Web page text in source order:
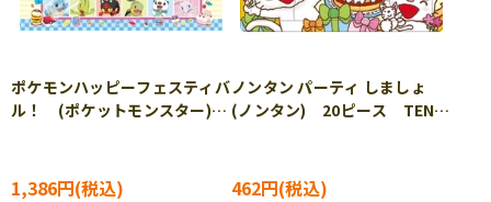
ポケモンハッピーフェスティバ
ル！ (ポケットモンスター)
1,386円
ノンタン パーティ しましょ
(ノンタン) 20ピース TEN-
462円